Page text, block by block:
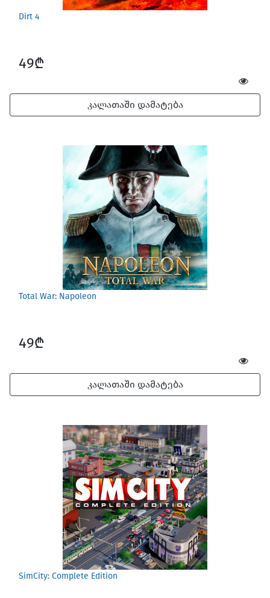
Dirt 4
49₾
კალათაში დამატება
Total War: Napoleon
49₾
კალათაში დამატება
SimCity: Complete Edition